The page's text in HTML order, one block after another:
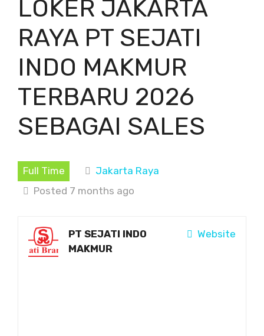
LOKER JAKARTA
RAYA PT SEJATI
INDO MAKMUR
TERBARU 2026
SEBAGAI SALES
Full Time
Jakarta Raya
Posted 7 months ago
Website
PT SEJATI INDO
MAKMUR